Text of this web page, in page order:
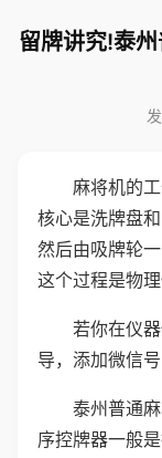
留牌讲究!泰
麻将机的
核心是洗牌盘
然后由吸牌轮
这个过程是物
若你在仪
导，添加微信
泰州普通
序控牌器一般